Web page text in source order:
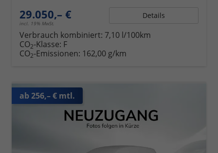
29.050,– €
incl. 19% MwSt.
Details
Verbrauch kombiniert: 7,10 l/100km
CO2-Klasse: F
CO2-Emissionen: 162,00 g/km
ab 256,– € mtl.